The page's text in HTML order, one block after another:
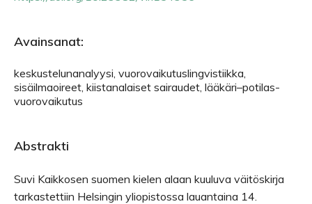
Avainsanat:
keskustelunanalyysi, vuorovaikutuslingvistiikka,
sisäilmaoireet, kiistanalaiset sairaudet, lääkäri–potilas-
vuorovaikutus
Abstrakti
Suvi Kaikkosen suomen kielen alaan kuuluva väitöskirja
tarkastettiin Helsingin yliopistossa lauantaina 14.